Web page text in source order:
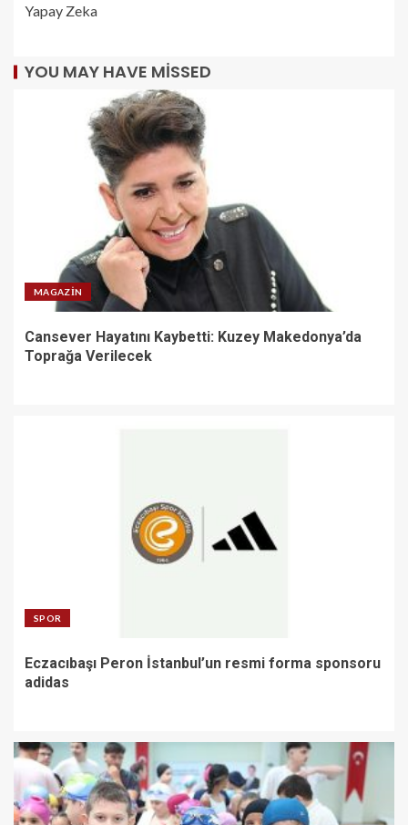
Yapay Zeka
YOU MAY HAVE MISSED
MAGAZIN
Cansever Hayatını Kaybetti: Kuzey Makedonya’da
Toprağa Verilecek
SPOR
Eczacıbaşı Peron İstanbul’un resmi forma sponsoru
adidas